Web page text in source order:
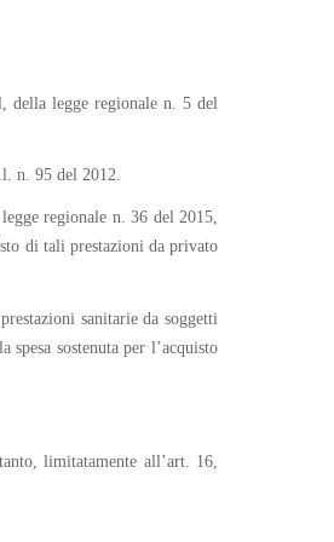
della legge regionale n. 5 del
n. 95 del 2012.
regionale n. 36 del 2015,
di tali prestazioni da privato
sanitarie da soggetti
sostenuta per l’acquisto
limitatamente all’art. 16,